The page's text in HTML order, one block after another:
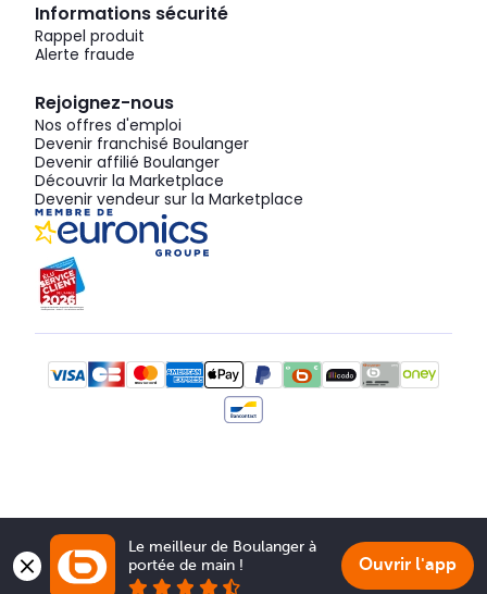
Informations sécurité
Rappel produit
Alerte fraude
Rejoignez-nous
Nos offres d'emploi
Devenir franchisé Boulanger
Devenir affilié Boulanger
Découvrir la Marketplace
Devenir vendeur sur la Marketplace
Le meilleur de Boulanger à
portée de main !
Ouvrir l'app